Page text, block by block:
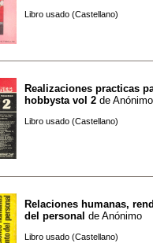
Libro usado (Castellano)
Realizaciones practicas
hobbysta vol 2 de Anónimo
Libro usado (Castellano)
Relaciones humanas,
del personal de Anónimo
Libro usado (Castellano)